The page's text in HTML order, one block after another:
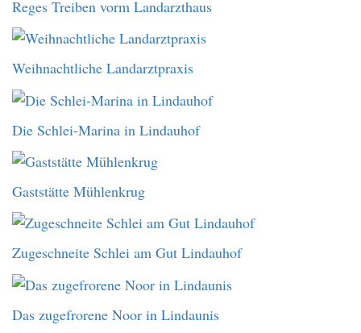
Reges Treiben vorm Landarzthaus
Weihnachtliche Landarztpraxis
Die Schlei-Marina in Lindauhof
Gaststätte Mühlenkrug
Zugeschneite Schlei am Gut Lindauhof
Das zugefrorene Noor in Lindaunis